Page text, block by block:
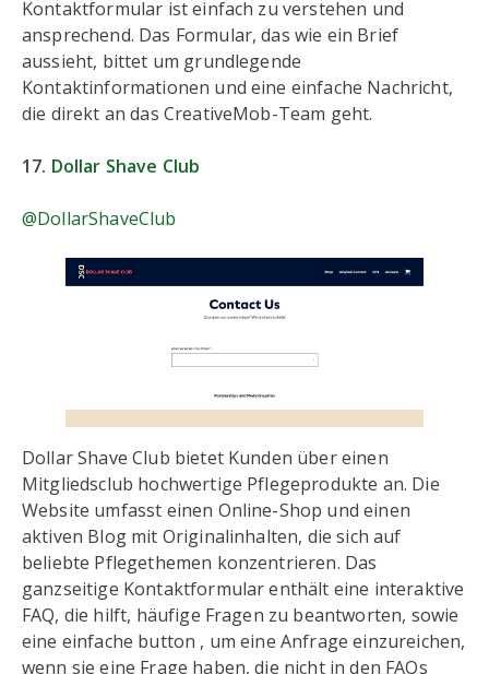
Kontaktformular ist einfach zu verstehen und
ansprechend. Das Formular, das wie ein Brief
aussieht, bittet um grundlegende
Kontaktinformationen und eine einfache Nachricht,
die direkt an das CreativeMob-Team geht.
17. Dollar Shave Club
@DollarShaveClub
Dollar Shave Club bietet Kunden über einen
Mitgliedsclub hochwertige Pflegeprodukte an. Die
Website umfasst einen Online-Shop und einen
aktiven Blog mit Originalinhalten, die sich auf
beliebte Pflegethemen konzentrieren. Das
ganzseitige Kontaktformular enthält eine interaktive
FAQ, die hilft, häufige Fragen zu beantworten, sowie
eine einfache button , um eine Anfrage einzureichen,
wenn sie eine Frage haben, die nicht in den FAQs